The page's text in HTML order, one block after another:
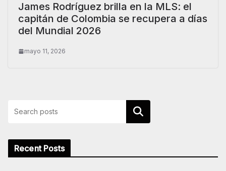
James Rodríguez brilla en la MLS: el
capitán de Colombia se recupera a días
del Mundial 2026
mayo 11, 2026
Buscar
Recent Posts